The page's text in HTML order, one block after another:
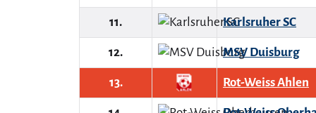
11. Karlsruher SC
12. MSV Duisburg
13. Rot-Weiss Ahlen